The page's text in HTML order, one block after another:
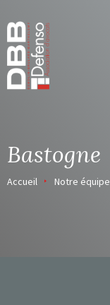
Page d’accueil
Bastogne
Accueil Notre équipe